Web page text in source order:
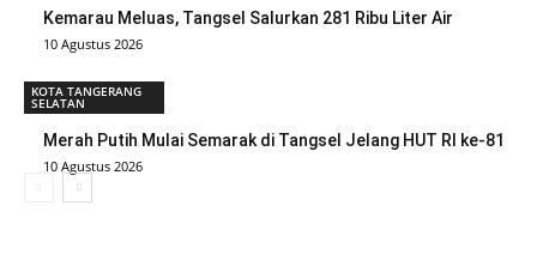
Kemarau Meluas, Tangsel Salurkan 281 Ribu Liter Air
10 Agustus 2026
KOTA TANGERANG
SELATAN
Merah Putih Mulai Semarak di Tangsel Jelang HUT RI ke-81
10 Agustus 2026